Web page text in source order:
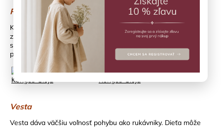
Rukávniky
Klasická voľba pre najmenších, ktorí sa s vodou ešte len
zoznamujú. Držia dieťa nad hladinou a dávajú mu priestor
spoznávať vodu bez strachu. Sú skvelým prvým krokom, ale
pamätaj, ani s rukávnikmi dieťa nenecháš bez dohľadu.
Vesta
Vesta dáva väčšiu voľnosť pohybu ako rukávniky. Dieťa môže